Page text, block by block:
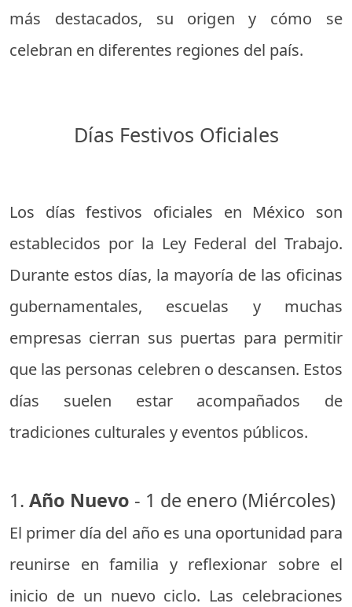
más destacados, su origen y cómo se
celebran en diferentes regiones del país.
Días Festivos Oficiales
Los días festivos oficiales en México son
establecidos por la Ley Federal del Trabajo.
Durante estos días, la mayoría de las oficinas
gubernamentales, escuelas y muchas
empresas cierran sus puertas para permitir
que las personas celebren o descansen. Estos
días suelen estar acompañados de
tradiciones culturales y eventos públicos.
1. Año Nuevo - 1 de enero (Miércoles)
El primer día del año es una oportunidad para
reunirse en familia y reflexionar sobre el
inicio de un nuevo ciclo. Las celebraciones